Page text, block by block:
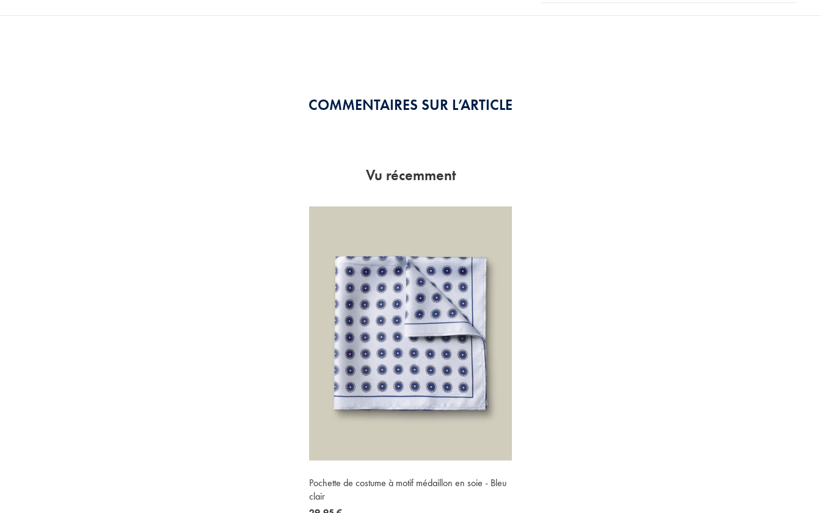
COMMENTAIRES SUR L’ARTICLE
Vu récemment
Pochette de costume à motif médaillon en soie - Bleu
clair